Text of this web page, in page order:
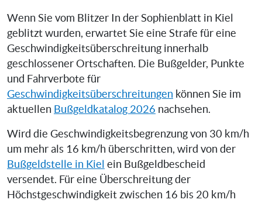
Wenn Sie vom Blitzer In der Sophienblatt in Kiel
geblitzt wurden, erwartet Sie eine Strafe für eine
Geschwindigkeitsüberschreitung innerhalb
geschlossener Ortschaften. Die Bußgelder, Punkte
und Fahrverbote für
Geschwindigkeitsüberschreitungen können Sie im
aktuellen Bußgeldkatalog 2026 nachsehen.
Wird die Geschwindigkeitsbegrenzung von 30 km/h
um mehr als 16 km/h überschritten, wird von der
Bußgeldstelle in Kiel ein Bußgeldbescheid
versendet. Für eine Überschreitung der
Höchstgeschwindigkeit zwischen 16 bis 20 km/h